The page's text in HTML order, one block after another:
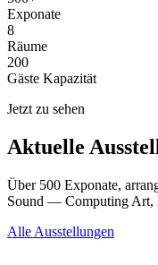
Exponate
8
Räume
200
Gäste Kapazität
Jetzt zu sehen
Aktuelle
Über 500 Exponate,
Sound — Computing Art,
Alle Ausstellungen